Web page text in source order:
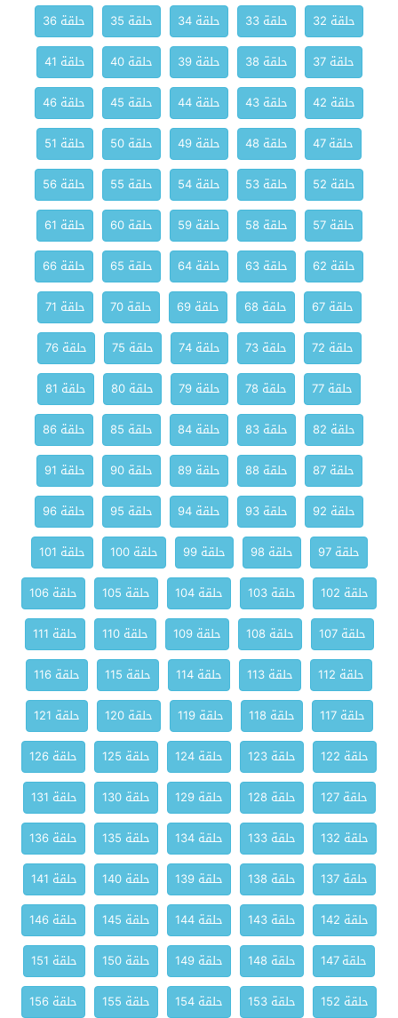
حلقة 32
حلقة 33 حلقة 34 حلقة 35
حلقة 36
حلقة 37
حلقة 38 حلقة 39 حلقة 40
حلقة 41
حلقة 42
حلقة 43 حلقة 44 حلقة 45
حلقة 46
حلقة 47
حلقة 48 حلقة 49 حلقة 50
حلقة 51
حلقة 52
حلقة 53 حلقة 54 حلقة 55
حلقة 56
حلقة 57
حلقة 58 حلقة 59 حلقة 60
حلقة 61
حلقة 62
حلقة 63 حلقة 64 حلقة 65
حلقة 66
حلقة 67
حلقة 68 حلقة 69 حلقة 70
حلقة 71
حلقة 72
حلقة 73 حلقة 74 حلقة 75
حلقة 76
حلقة 77
حلقة 78 حلقة 79 حلقة 80
حلقة 81
حلقة 82
حلقة 83 حلقة 84 حلقة 85
حلقة 86
حلقة 87
حلقة 88 حلقة 89 حلقة 90
حلقة 91
حلقة 92
حلقة 93 حلقة 94 حلقة 95
حلقة 96
حلقة 97
حلقة 98 حلقة 99 حلقة 100
حلقة 101
حلقة 102
حلقة 103 حلقة 104 حلقة 105
حلقة 106
حلقة 107
حلقة 108 حلقة 109 حلقة 110
حلقة 111
حلقة 112
حلقة 113 حلقة 114 حلقة 115
حلقة 116
حلقة 117
حلقة 118 حلقة 119 حلقة 120
حلقة 121
حلقة 122
حلقة 123 حلقة 124 حلقة 125
حلقة 126
حلقة 127
حلقة 128 حلقة 129 حلقة 130
حلقة 131
حلقة 132
حلقة 133 حلقة 134 حلقة 135
حلقة 136
حلقة 137
حلقة 138 حلقة 139 حلقة 140
حلقة 141
حلقة 142
حلقة 143 حلقة 144 حلقة 145
حلقة 146
حلقة 147
حلقة 148 حلقة 149 حلقة 150
حلقة 151
حلقة 152
حلقة 153 حلقة 154 حلقة 155 حلقة 156